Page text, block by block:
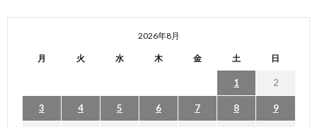
2026年8月
月 火 水 木 金 土 日
1 2
3 4 5 6 7 8 9